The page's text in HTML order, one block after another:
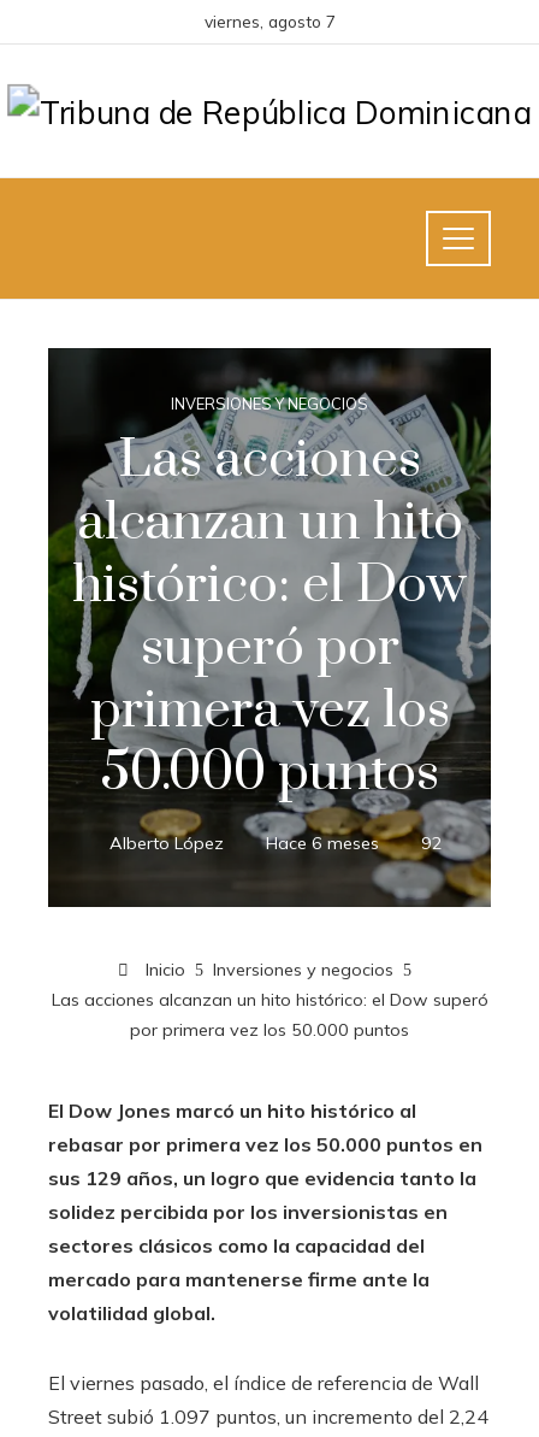
viernes, agosto 7
INVERSIONES Y NEGOCIOS
Las acciones
alcanzan un hito
histórico: el Dow
superó por
primera vez los
50.000 puntos
Alberto López Hace 6 meses 92
Inicio
Inversiones y negocios
Las acciones alcanzan un hito histórico: el Dow superó
por primera vez los 50.000 puntos
El Dow Jones marcó un hito histórico al
rebasar por primera vez los 50.000 puntos en
sus 129 años, un logro que evidencia tanto la
solidez percibida por los inversionistas en
sectores clásicos como la capacidad del
mercado para mantenerse firme ante la
volatilidad global.
El viernes pasado, el índice de referencia de Wall
Street subió 1.097 puntos, un incremento del 2,24